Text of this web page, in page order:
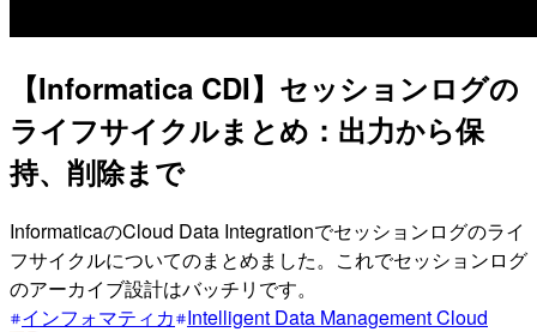
【Informatica CDI】セッションログの
ライフサイクルまとめ：出力から保
持、削除まで
InformaticaのCloud Data Integrationでセッションログのライ
フサイクルについてのまとめました。これでセッションログ
のアーカイブ設計はバッチリです。
インフォマティカ Intelligent Data Management Cloud